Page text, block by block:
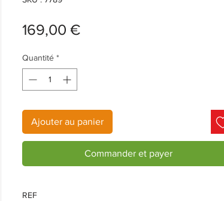
169,00 €Prix
Quantité *
Ajouter au panier
Commander et payer
REF